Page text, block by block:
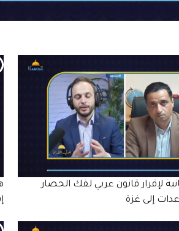
لإقرار قانون عربي لفك الحصار
إلى غزة